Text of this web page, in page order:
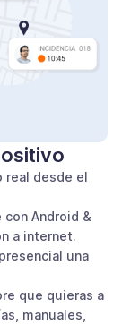
real desde el
Android &
a internet.
una
que quieras a
manuales,